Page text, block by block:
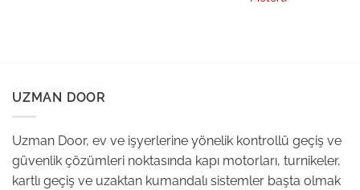
UZMAN DOOR
Uzman Door, ev ve işyerlerine yönelik kontrollü geçiş ve
güvenlik çözümleri noktasında kapı motorları, turnikeler,
kartlı geçiş ve uzaktan kumandalı sistemler başta olmak